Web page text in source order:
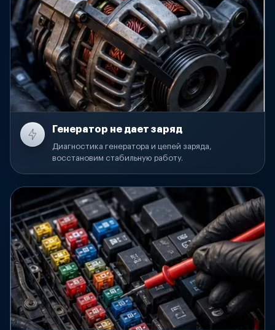
Генератор не дает заряд
Диагностика генератора и цепей заряда,
восстановим стабильную работу.